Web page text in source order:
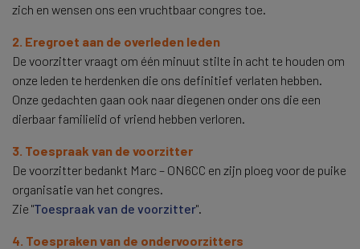
zich en wensen ons een vruchtbaar congres toe.
2. Eregroet aan de overleden leden
De voorzitter vraagt om één minuut stilte in acht te houden om
onze leden te herdenken die ons definitief verlaten hebben.
Onze gedachten gaan ook naar diegenen onder ons die een
dierbaar familielid of vriend hebben verloren.
3. Toespraak van de voorzitter
De voorzitter bedankt Marc – ON6CC en zijn ploeg voor de puike
organisatie van het congres.
Zie "Toespraak van de voorzitter".
4. Toespraken van de ondervoorzitters